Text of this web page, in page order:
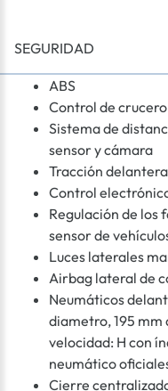
SEGURIDAD
ABS
Control de crucero
Sistema de
sensor y cámara
Tracción delantera
Control
Regulación de los
sensor de
Luces laterales
Airbag lateral de
Neumáticos
diametro, 195 mm
velocidad: H con
neumático
Cierre